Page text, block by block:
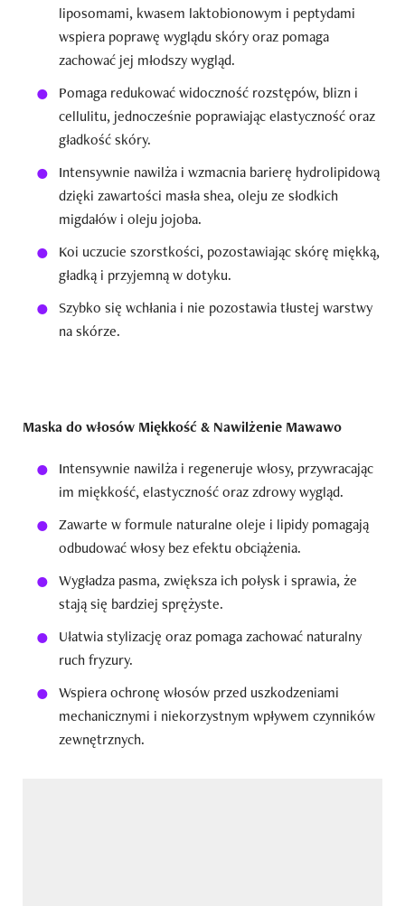
liposomami, kwasem laktobionowym i peptydami
wspiera poprawę wyglądu skóry oraz pomaga
zachować jej młodszy wygląd.
Pomaga redukować widoczność rozstępów, blizn i
cellulitu, jednocześnie poprawiając elastyczność oraz
gładkość skóry.
Intensywnie nawilża i wzmacnia barierę hydrolipidową
dzięki zawartości masła shea, oleju ze słodkich
migdałów i oleju jojoba.
Koi uczucie szorstkości, pozostawiając skórę miękką,
gładką i przyjemną w dotyku.
Szybko się wchłania i nie pozostawia tłustej warstwy
na skórze.
Maska do włosów Miękkość & Nawilżenie Mawawo
Intensywnie nawilża i regeneruje włosy, przywracając
im miękkość, elastyczność oraz zdrowy wygląd.
Zawarte w formule naturalne oleje i lipidy pomagają
odbudować włosy bez efektu obciążenia.
Wygładza pasma, zwiększa ich połysk i sprawia, że
stają się bardziej sprężyste.
Ułatwia stylizację oraz pomaga zachować naturalny
ruch fryzury.
Wspiera ochronę włosów przed uszkodzeniami
mechanicznymi i niekorzystnym wpływem czynników
zewnętrznych.